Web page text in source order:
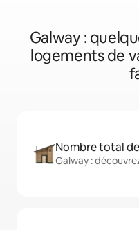
Galway :
logements de
Nombre total
Galway :